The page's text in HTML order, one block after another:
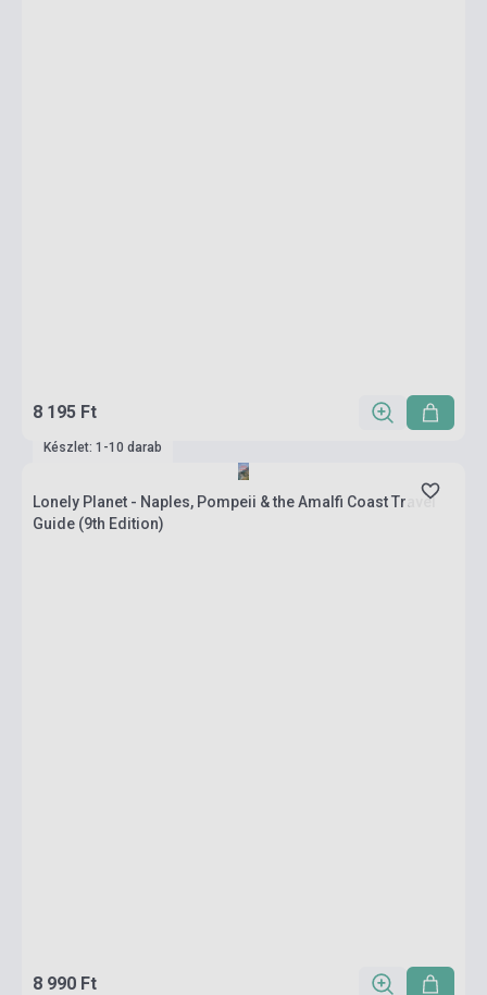
8 195 Ft
Készlet: 1-10 darab
Lonely Planet - Naples, Pompeii & the Amalfi Coast Travel
Guide (9th Edition)
8 990 Ft